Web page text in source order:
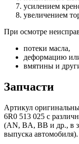
усилением
увеличением
При осмотре
потеки масла,
деформацию
вмятины и
Запчасти
Артикул
6R0 513 025 с
(AN, BA, BB и др., в
выпуска автомобиля).